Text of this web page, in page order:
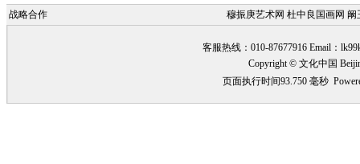
战略合作
穆振庚艺术网 杜中良国画网 阚
客服热线：010-87677916 Email：
Copyright © 文化中国
页面执行时间93.750 毫秒